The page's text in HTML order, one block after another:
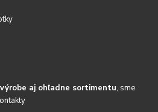
aj ohľadne sortimentu, sme